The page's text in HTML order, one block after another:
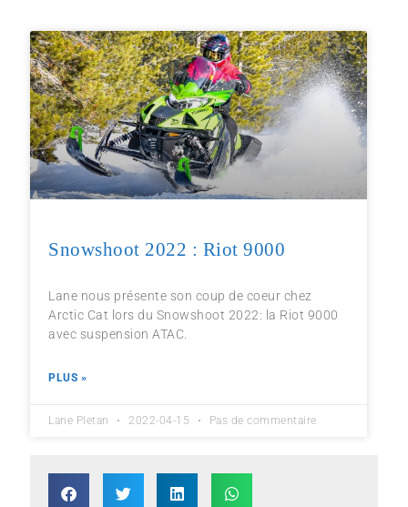
Snowshoot 2022 : Riot 9000
Lane nous présente son coup de coeur chez
Arctic Cat lors du Snowshoot 2022: la Riot 9000
avec suspension ATAC.
PLUS »
Lane Pletan 2022-04-15 Pas de commentaire